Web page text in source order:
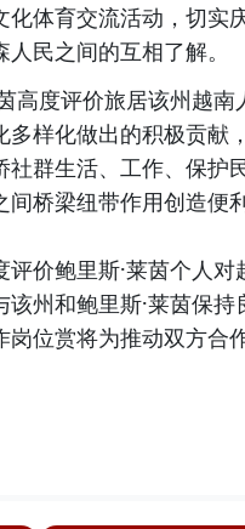
化体育交流活动，切实
民之间的互相了解。
高度评价旅居该州越南
多样化做出的积极贡献
社群生活、工作、保护
桥梁纽带作用创造便利
评价鲍里斯·莱茵个人对
该州和鲍里斯·莱茵保持
岗位赏将为推动双方合